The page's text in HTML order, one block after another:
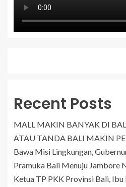
Recent Posts
MALL MAKIN BANYAK DI
ATAU TANDA BALI MAKIN
Bawa Misi Lingkungan,
Pramuka Bali Menuju Jambore
Ketua TP PKK Provinsi Bali,